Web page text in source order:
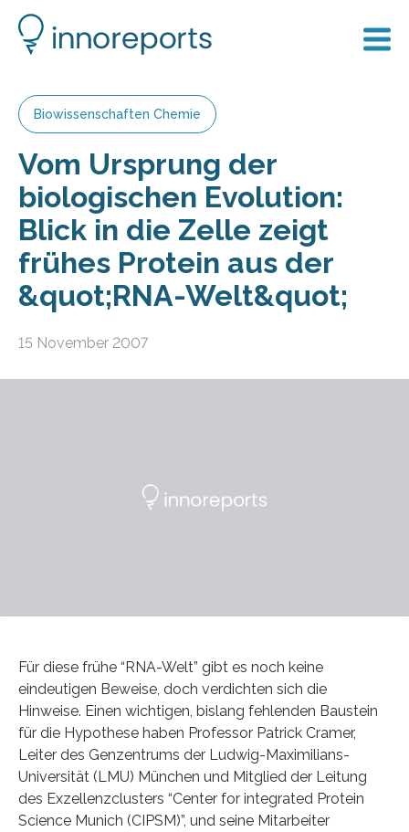
Biowissenschaften Chemie
Vom Ursprung der
biologischen Evolution:
Blick in die Zelle zeigt
frühes Protein aus der
&quot;RNA-Welt&quot;
15 November 2007
Für diese frühe “RNA-Welt” gibt es noch keine
eindeutigen Beweise, doch verdichten sich die
Hinweise. Einen wichtigen, bislang fehlenden Baustein
für die Hypothese haben Professor Patrick Cramer,
Leiter des Genzentrums der Ludwig-Maximilians-
Universität (LMU) München und Mitglied der Leitung
des Exzellenzclusters “Center for integrated Protein
Science Munich (CIPSM)”, und seine Mitarbeiter